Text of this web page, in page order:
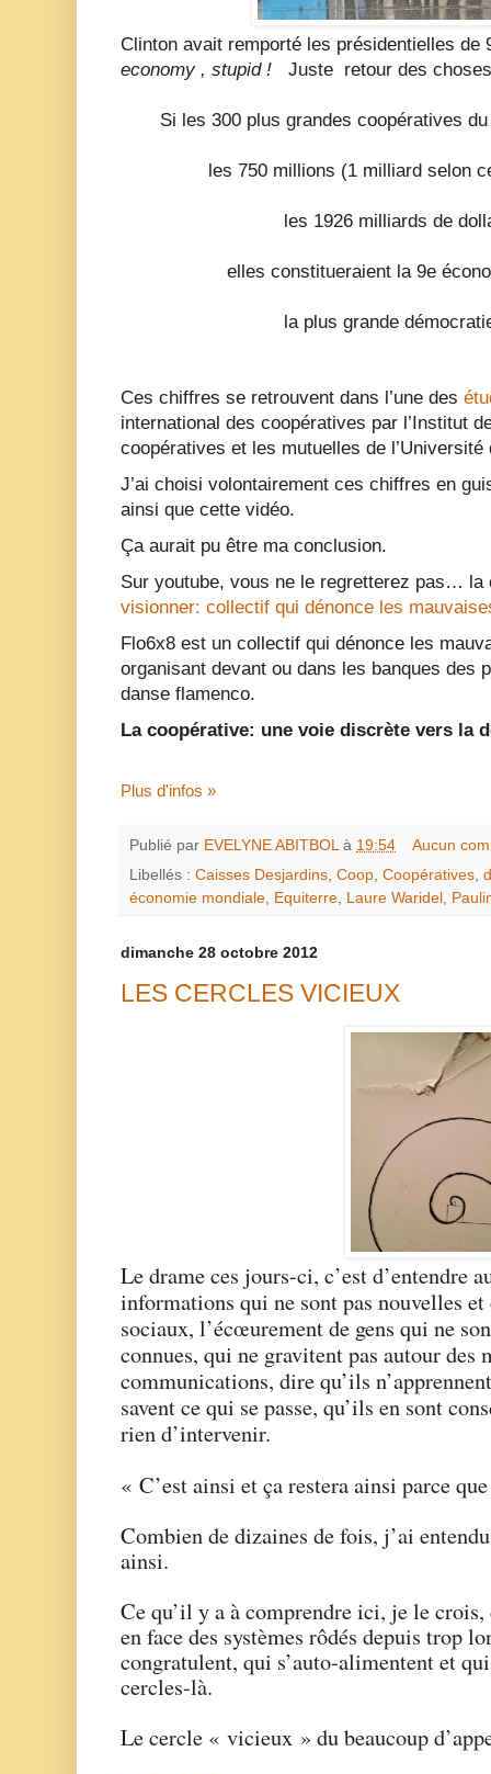
Clinton avait remporté les présidentielles de
economy , stupid ! Juste retour des
Si les 300 plus grandes coopératives
les 750 millions (1 milliard selon
les 1926 milliards de
elles constitueraient la 9e
la plus grande
Ces chiffres se retrouvent dans l’une des
international des coopératives par l’Institut
coopératives et les mutuelles de
J’ai choisi volontairement ces chiffres en
ainsi que cette vidéo.
Ça aurait pu être ma conclusion.
Sur youtube, vous ne le regretterez pas…
visionner: collectif qui dénonce les
Flo6x8 est un collectif qui dénonce les
organisant devant ou dans les banques des
danse flamenco.
La coopérative: une voie discrète vers la
Plus d'infos »
Publié par EVELYNE ABITBOL à 19:54
Aucun
Libellés : Caisses Desjardins Coop Coopératives
économie mondiale Equiterre Laure Waridel
dimanche 28 octobre 2012
LES CERCLES VICIEUX
Le drame ces jours-ci, c’est d’entendre
informations qui ne sont pas nouvelles
sociaux, l’écœurement de gens qui ne
connues, qui ne gravitent pas autour
communications, dire qu’ils
savent ce qui se passe, qu’ils en sont
rien d’intervenir.
« C’est ainsi et ça restera ainsi parce
Combien de dizaines de fois, j’ai
ainsi.
Ce qu’il y a à comprendre ici, je le crois,
en face des systèmes rôdés depuis trop
congratulent, qui s’auto-alimentent et
cercles-là.
Le cercle « vicieux » du beaucoup